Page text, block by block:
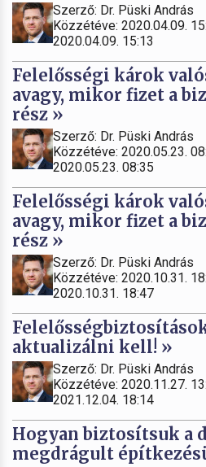
Szerző: Dr. Püski András
Közzétéve: 2020.04.09.
2020.04.09. 15:13
Felelősségi károk
avagy, mikor fizet a
rész »
Szerző: Dr. Püski András
Közzétéve: 2020.05.23.
2020.05.23. 08:35
Felelősségi károk
avagy, mikor fizet a
rész »
Szerző: Dr. Püski András
Közzétéve: 2020.10.31.
2020.10.31. 18:47
aktualizálni kell! »
Szerző: Dr. Püski András
Közzétéve: 2020.11.27.
2021.12.04. 18:14
Hogyan biztosítsuk a
megdrágult